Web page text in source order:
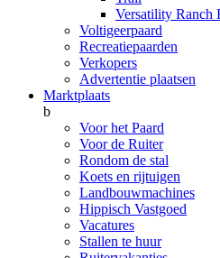
Versatility Ranch
Voltigeerpaard
Recreatiepaarden
Verkopers
Advertentie plaatsen
Marktplaats
b
Voor het Paard
Voor de Ruiter
Rondom de stal
Koets en rijtuigen
Landbouwmachines
Hippisch Vastgoed
Vacatures
Stallen te huur